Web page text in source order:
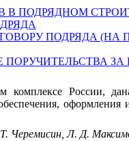
В ПОДРЯДНОМ
ПОДРЯДА (НА
России,
оформления
Черемисин, Л. Д.